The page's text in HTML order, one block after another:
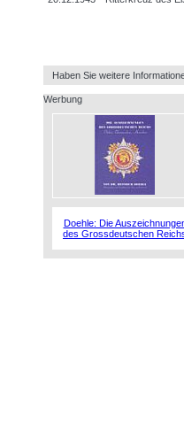
Haben Sie weitere
Werbung
Doehle: Die
des Grossdeutschen